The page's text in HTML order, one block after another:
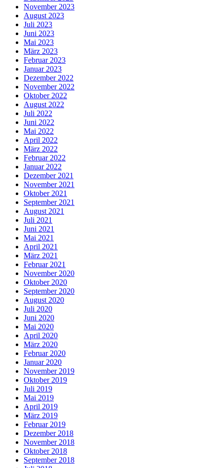
November 2023
August 2023
Juli 2023
Juni 2023
Mai 2023
März 2023
Februar 2023
Januar 2023
Dezember 2022
November 2022
Oktober 2022
August 2022
Juli 2022
Juni 2022
Mai 2022
April 2022
März 2022
Februar 2022
Januar 2022
Dezember 2021
November 2021
Oktober 2021
September 2021
August 2021
Juli 2021
Juni 2021
Mai 2021
April 2021
März 2021
Februar 2021
November 2020
Oktober 2020
September 2020
August 2020
Juli 2020
Juni 2020
Mai 2020
April 2020
März 2020
Februar 2020
Januar 2020
November 2019
Oktober 2019
Juli 2019
Mai 2019
April 2019
März 2019
Februar 2019
Dezember 2018
November 2018
Oktober 2018
September 2018